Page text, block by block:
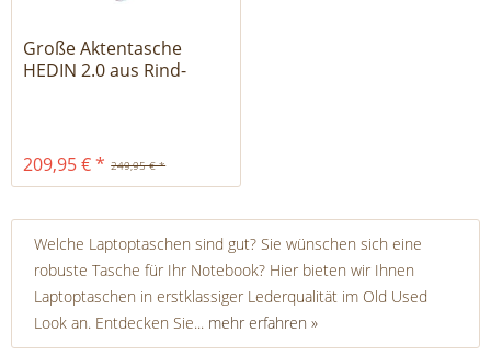
Große Aktentasche
HEDIN 2.0 aus Rind-
249,95 € *
209,95 € *
Welche Laptoptaschen sind gut? Sie wünschen sich eine
robuste Tasche für Ihr Notebook? Hier bieten wir Ihnen
Laptoptaschen in erstklassiger Lederqualität im Old Used
Look an. Entdecken Sie... mehr erfahren »